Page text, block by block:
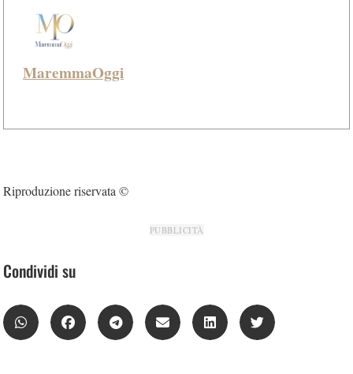
MaremmaOggi
Riproduzione riservata ©
PUBBLICITÀ
Condividi su